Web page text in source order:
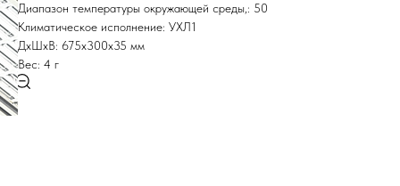
Диапазон температуры окружающей среды,: 50
Климатическое исполнение: УХЛ1
ДxШxВ: 675x300x35 мм
Вес: 4 г